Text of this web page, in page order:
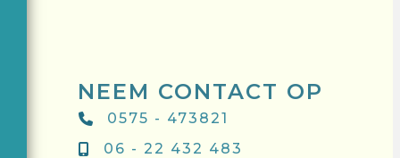
NEEM CONTACT OP
0575 - 473821
06 - 22 432 483